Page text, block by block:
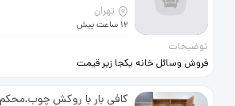
تهران
12 ساعت پیش
توضیحات
فروش وسائل خانه یکجا زیر قیمت
رنگ شامل یک مبل سه نفره دو مبل دو
کافی بار با روکش چوب.محکم